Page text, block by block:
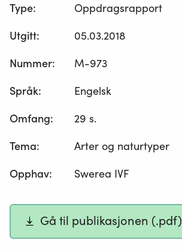
Type:
Oppdragsrapport
Utgitt:
05.03.2018
Nummer:
M-973
Språk:
Engelsk
Omfang:
29 s.
Tema:
Arter og naturtyper
Opphav: Swerea IVF
Gå til publikasjonen (.pdf)